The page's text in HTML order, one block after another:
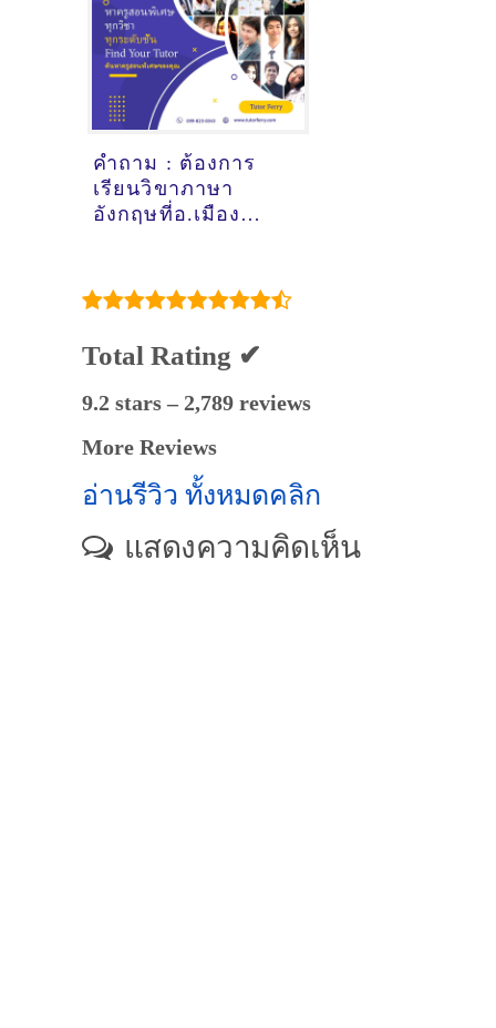
คำถาม : ต้องการ
เรียนวิขาภาษา
อังกฤษที่อ.เมือง
ที่นี่
Total Rating ✔
9.2 stars – 2,789 reviews
More Reviews
อ่านรีวิว ทั้งหมดคลิก
แสดงความคิดเห็น